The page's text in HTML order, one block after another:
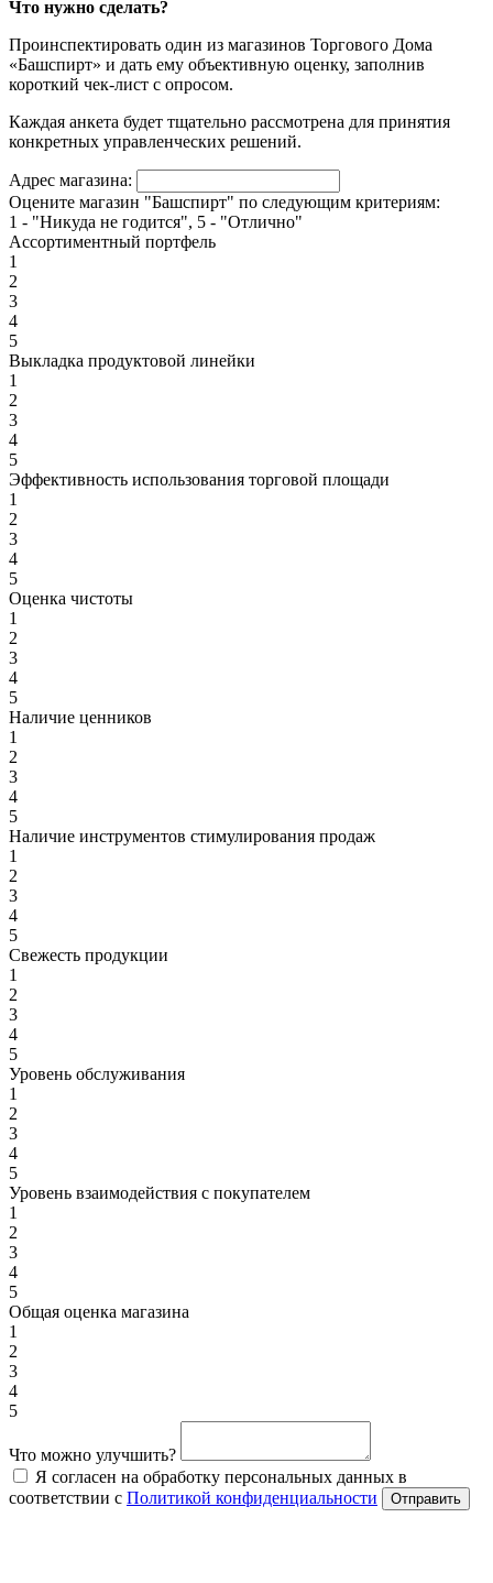
Что нужно сделать?
Проинспектировать один из магазинов Торгового Дома
«Башспирт» и дать ему объективную оценку, заполнив
короткий чек-лист с опросом.
Каждая анкета будет тщательно рассмотрена для принятия
конкретных управленческих решений.
Адрес магазина:
Оцените магазин "Башспирт" по следующим критериям:
1 - "Никуда не годится", 5 - "Отлично"
Ассортиментный портфель
1
2
3
4
5
Выкладка продуктовой линейки
1
2
3
4
5
Эффективность использования торговой площади
1
2
3
4
5
Оценка чистоты
1
2
3
4
5
Наличие ценников
1
2
3
4
5
Наличие инструментов стимулирования продаж
1
2
3
4
5
Свежесть продукции
1
2
3
4
5
Уровень обслуживания
1
2
3
4
5
Уровень взаимодействия с покупателем
1
2
3
4
5
Общая оценка магазина
1
2
3
4
5
Что можно улучшить?
Я согласен на обработку персональных данных в
соответствии с Политикой конфиденциальности Отправить